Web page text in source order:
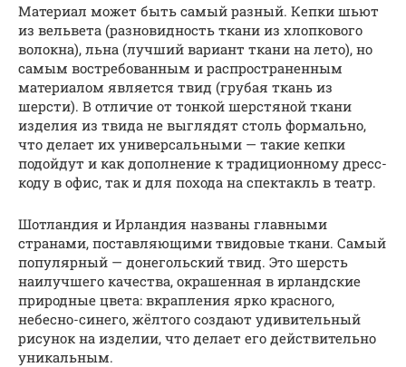
Материал может быть самый разный. Кепки шьют
из вельвета (разновидность ткани из хлопкового
волокна), льна (лучший вариант ткани на лето), но
самым востребованным и распространенным
материалом является твид (грубая ткань из
шерсти). В отличие от тонкой шерстяной ткани
изделия из твида не выглядят столь формально,
что делает их универсальными — такие кепки
подойдут и как дополнение к традиционному дресс-
коду в офис, так и для похода на спектакль в театр.
Шотландия и Ирландия названы главными
странами, поставляющими твидовые ткани. Самый
популярный — донегольский твид. Это шерсть
наилучшего качества, окрашенная в ирландские
природные цвета: вкрапления ярко красного,
небесно-синего, жёлтого создают удивительный
рисунок на изделии, что делает его действительно
уникальным.